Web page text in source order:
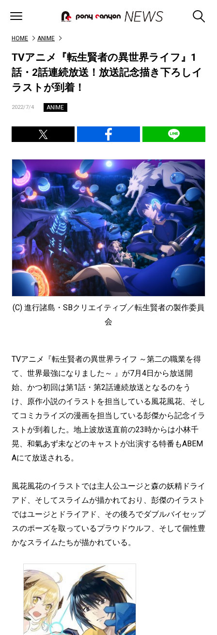
HOME ANIME
TVアニメ『転生賢者の異世界ライフ』1
話・2話連続放送！放送記念描き下ろしイ
ラストが到着！
2022/7/4 ANIME
(C) 進行諸島・SBクリエイティブ／転生賢者の製作委員
会
TVアニメ『転生賢者の異世界ライフ ～第二の職業を得
て、世界最強になりました～ 』が7月4日から放送開
始、かつ初回は第1話・第2話連続放送となるのをう
け、原作小説のイラストを担当している風花風花、そし
てコミカライズの漫画を担当している彭傑から記念イラ
ストが到着した。地上波放送直前の23時からは小林千
晃、和氣あず未などのキャストが出演する特番もABEM
Aにて放送される。
風花風花のイラストでは主人公ユージと森の妖精ドライ
アド、そしてスライムが描かれており、彭傑のイラスト
ではユージとドライアド、その後ろでダブルバイセップ
スのポーズを取っているプラウドウルフ、そして個性豊
かなスライムたちが描かれている。